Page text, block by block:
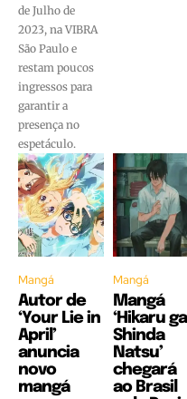
de Julho de
2023, na VIBRA
São Paulo e
restam poucos
ingressos para
garantir a
presença no
espetáculo.
Mangá
Autor de
‘Your Lie in
April’
anuncia
novo
mangá
Mangá
Mangá
‘Hikaru ga
Shinda
Natsu’
chegará
ao Brasil